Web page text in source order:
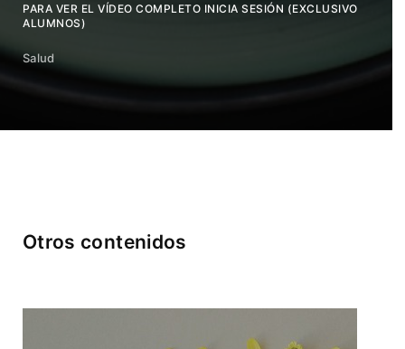
PARA VER EL VÍDEO COMPLETO INICIA SESIÓN (EXCLUSIVO
ALUMNOS)
Salud
Otros contenidos